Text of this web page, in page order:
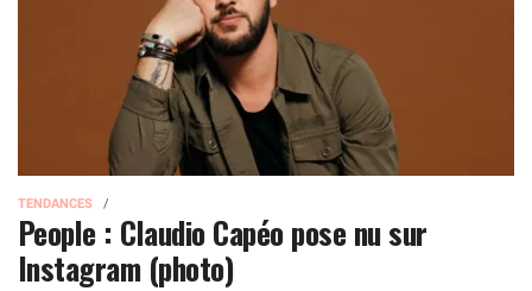
TENDANCES
People : Claudio Capéo pose nu sur
Instagram (photo)